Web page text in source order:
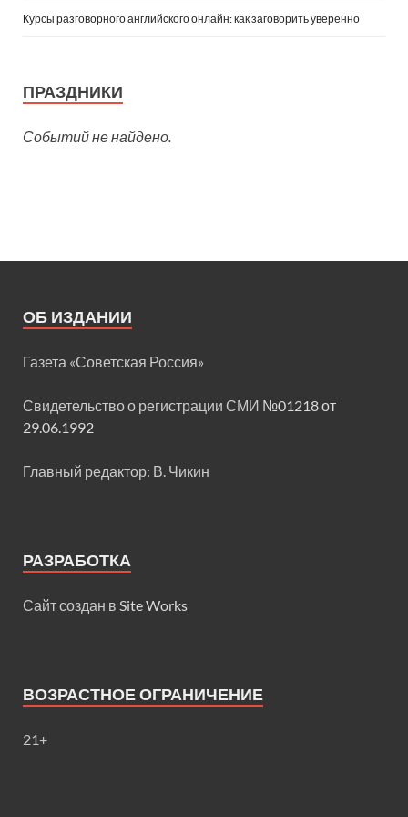
Курсы разговорного английского онлайн: как заговорить уверенно
ПРАЗДНИКИ
Событий не найдено.
ОБ ИЗДАНИИ
Газета «Советская Россия»
Свидетельство о регистрации СМИ №01218 от
29.06.1992
Главный редактор: В. Чикин
РАЗРАБОТКА
Сайт создан в Site Works
ВОЗРАСТНОЕ ОГРАНИЧЕНИЕ
21+